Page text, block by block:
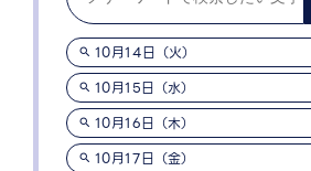
10月14日（火）
10月15日（水）
10月16日（木）
10月17日（金）